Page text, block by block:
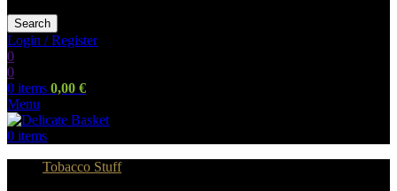
Search
Login / Register
0
0
0 items 0,00 €
Menu
0 items
Tobacco Stuff